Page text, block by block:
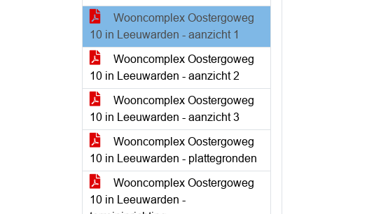
Wooncomplex Oostergoweg
10 in Leeuwarden - aanzicht 1
Wooncomplex Oostergoweg
10 in Leeuwarden - aanzicht 2
Wooncomplex Oostergoweg
10 in Leeuwarden - aanzicht 3
Wooncomplex Oostergoweg
10 in Leeuwarden - plattegronden
Wooncomplex Oostergoweg
10 in Leeuwarden -